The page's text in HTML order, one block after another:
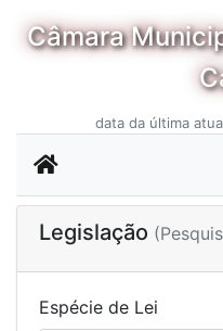
Câmara
data da última
Legislação
Espécie de Lei